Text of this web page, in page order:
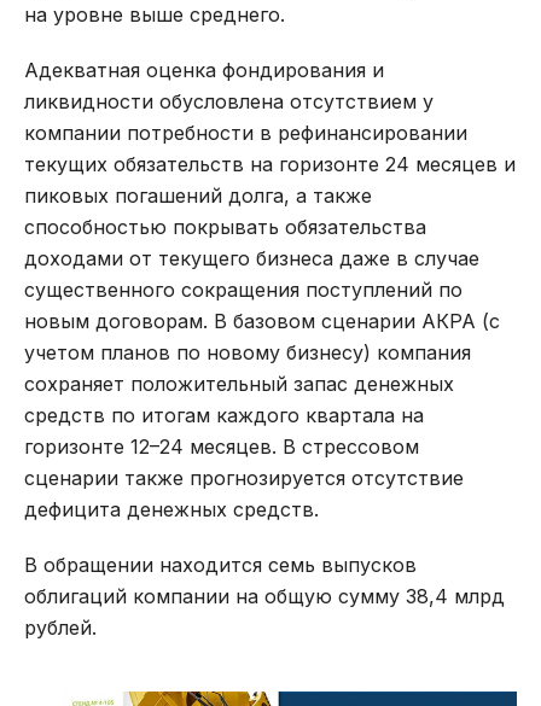
на уровне выше среднего.
Адекватная оценка фондирования и
ликвидности обусловлена отсутствием у
компании потребности в рефинансировании
текущих обязательств на горизонте 24 месяцев и
пиковых погашений долга, а также
способностью покрывать обязательства
доходами от текущего бизнеса даже в случае
существенного сокращения поступлений по
новым договорам. В базовом сценарии АКРА (с
учетом планов по новому бизнесу) компания
сохраняет положительный запас денежных
средств по итогам каждого квартала на
горизонте 12–24 месяцев. В стрессовом
сценарии также прогнозируется отсутствие
дефицита денежных средств.
В обращении находится семь выпусков
облигаций компании на общую сумму 38,4 млрд
рублей.